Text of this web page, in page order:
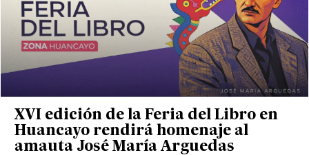
XVI edición de la Feria del Libro en
Huancayo rendirá homenaje al
amauta José María Arguedas